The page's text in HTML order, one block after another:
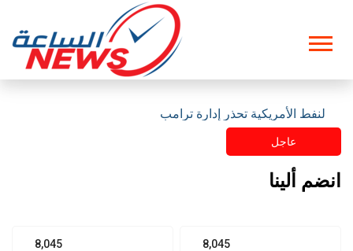
النفط الأمريكية تحذر إدارة ترامب
عاجل
انضم ألينا
8,045 8,045